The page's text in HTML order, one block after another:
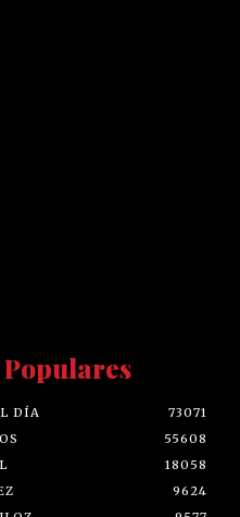
DÍA
73071
55608
18058
9624